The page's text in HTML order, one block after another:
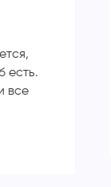
есть.
все